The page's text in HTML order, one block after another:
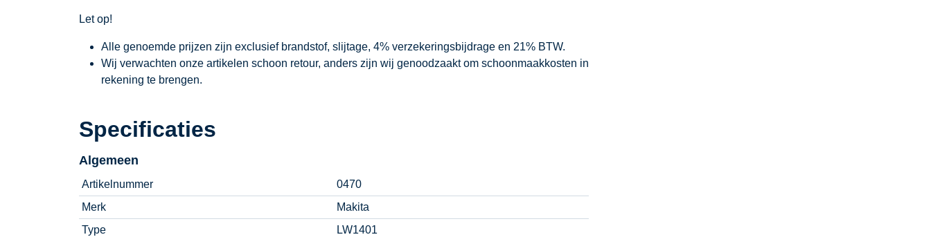
Let op!
Alle genoemde prijzen zijn exclusief brandstof, slijtage, 4% verzekeringsbijdrage en 21% BTW.
Wij verwachten onze artikelen schoon retour, anders zijn wij genoodzaakt om schoonmaakkosten in
rekening te brengen.
Specificaties
Algemeen
Artikelnummer
0470
Merk
Makita
Type
LW1401